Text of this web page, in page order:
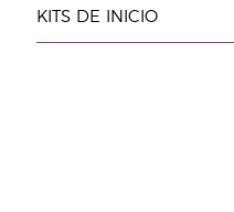
KITS DE INICIO